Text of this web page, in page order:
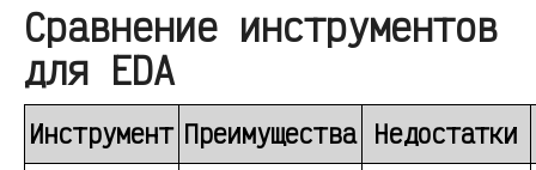
Сравнение инструментов
для EDA
Инструмент Преимущества Недостатки